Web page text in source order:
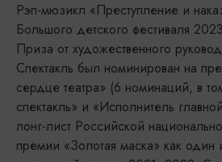
Рэп-мюзикл «Преступление и
Большого детского фестиваля
Приза от художественного
Спектакль был номинирован на
сердце театра» (6 номинаций, в
спектакль» и «Исполнитель
лонг-лист Российской
премии «Золотая маска» как один